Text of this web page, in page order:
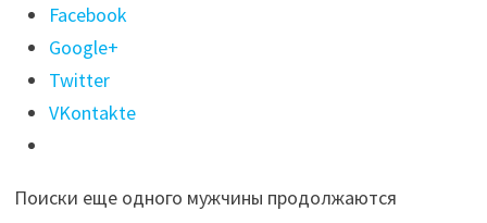
Поделиться
"Найдены
тела
пропавших
во
сплава
Facebook
Google+
Twitter
VKontakte
Поиски еще одного мужчины продолжаются